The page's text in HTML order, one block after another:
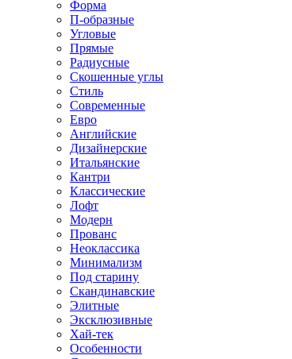
Форма
П-образные
Угловые
Прямые
Радиусные
Скошенные углы
Стиль
Современные
Евро
Английские
Дизайнерские
Итальянские
Кантри
Классические
Лофт
Модерн
Прованс
Неоклассика
Минимализм
Под старину
Скандинавские
Элитные
Эксклюзивные
Хай-тек
Особенности